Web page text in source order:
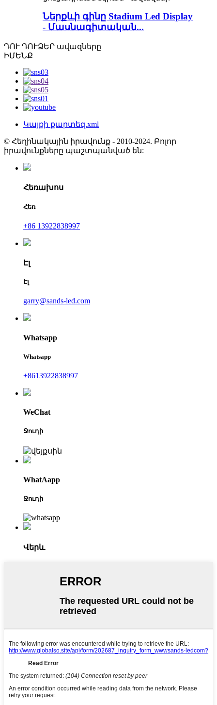
Ներքևի գինը Stadium Led Display
- Մասնագիտական...
ԴՈՒ ԴՈՒՁԵՐ ավազները
ԻՄԵՆՔ
Կայքի քարտեզ.xml
© Հեղինակային իրավունք - 2010-2024. Բոլոր
իրավունքները պաշտպանված են:
Հեռախոս
Հեռ
+86 13922838997
Էլ
Էլ
garry@sands-led.com
Whatsapp
Whatsapp
+8613922838997
WeChat
Ջուդի
WhatAapp
Ջուդի
Վերև